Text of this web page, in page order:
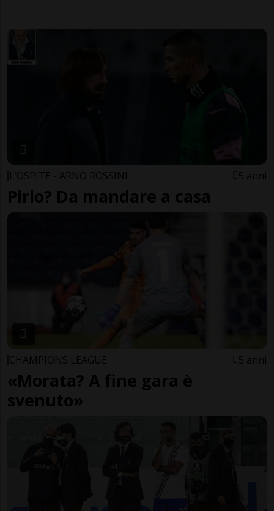
L’OSPITE - ARNO ROSSINI 5 anni
Pirlo? Da mandare a casa
CHAMPIONS LEAGUE 5 anni
«Morata? A fine gara è
svenuto»